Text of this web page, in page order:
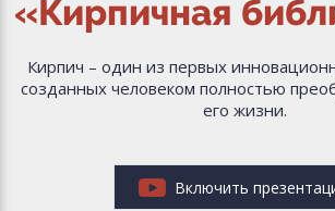
«Кирпичная
Кирпич – один из первых
созданных человеком полностью
его жизни.
Включить